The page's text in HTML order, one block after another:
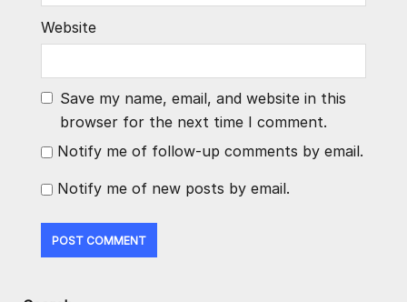
Website
Save my name, email, and website in this
browser for the next time I comment.
Notify me of follow-up comments by email.
Notify me of new posts by email.